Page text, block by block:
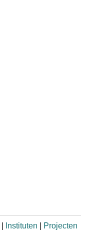
Instituten
Projecten